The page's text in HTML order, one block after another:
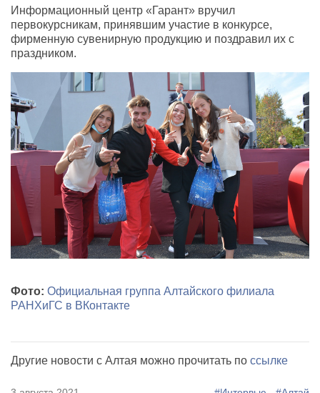
Информационный центр «Гарант» вручил
первокурсникам, принявшим участие в конкурсе,
фирменную сувенирную продукцию и поздравил их с
праздником.
Фото: Официальная группа Алтайского филиала
РАНХиГС в ВКонтакте
Другие новости с Алтая можно прочитать по ссылке